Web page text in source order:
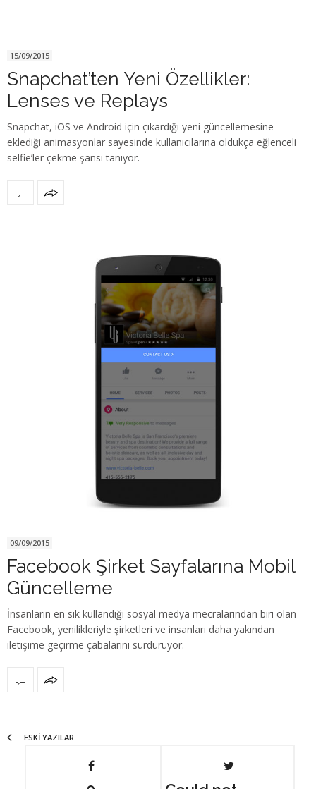
15/09/2015
Snapchat’ten Yeni Özellikler:
Lenses ve Replays
Snapchat, iOS ve Android için çıkardığı yeni güncellemesine
eklediği animasyonlar sayesinde kullanıcılarına oldukça eğlenceli
selfie’ler çekme şansı tanıyor.
09/09/2015
Facebook Şirket Sayfalarına Mobil
Güncelleme
İnsanların en sık kullandığı sosyal medya mecralarından biri olan
Facebook, yenilikleriyle şirketleri ve insanları daha yakından
iletişime geçirme çabalarını sürdürüyor.
ESKI YAZILAR